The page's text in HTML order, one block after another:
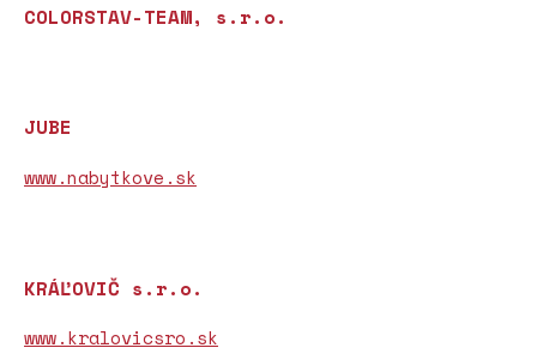
COLORSTAV-TEAM, s.r.o.
JUBE
www.nabytkove.sk
KRÁĽOVIČ s.r.o.
www.kralovicsro.sk